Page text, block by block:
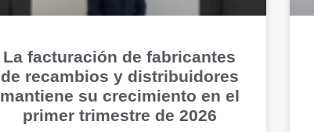
La facturación de fabricantes
de recambios y distribuidores
mantiene su crecimiento en el
primer trimestre de 2026